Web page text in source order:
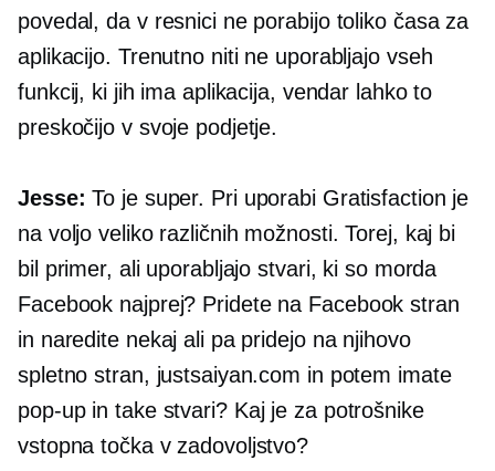
povedal, da v resnici ne porabijo toliko časa za
aplikacijo. Trenutno niti ne uporabljajo vseh
funkcij, ki jih ima aplikacija, vendar lahko to
preskočijo v svoje podjetje.
Jesse: To je super. Pri uporabi Gratisfaction je
na voljo veliko različnih možnosti. Torej, kaj bi
bil primer, ali uporabljajo stvari, ki so morda
Facebook najprej? Pridete na Facebook stran
in naredite nekaj ali pa pridejo na njihovo
spletno stran, justsaiyan.com in potem imate
pop-upin take stvari? Kaj je za potrošnike
vstopna točka v zadovoljstvo?